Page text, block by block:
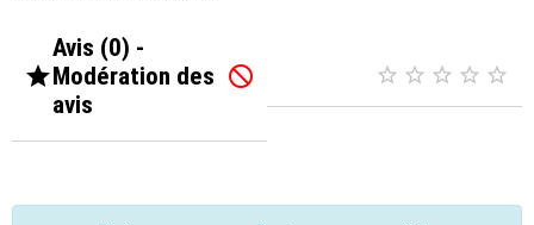

Avis (0) -
Modération des
avis
     